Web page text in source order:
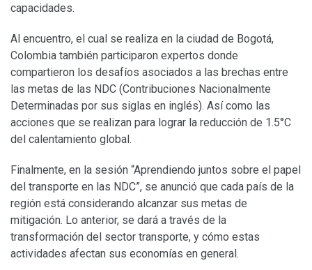
capacidades.
Al encuentro, el cual se realiza en la ciudad de Bogotá,
Colombia también participaron expertos donde
compartieron los desafíos asociados a las brechas entre
las metas de las NDC (Contribuciones Nacionalmente
Determinadas por sus siglas en inglés). Así como las
acciones que se realizan para lograr la reducción de 1.5°C
del calentamiento global.
Finalmente, en la sesión “Aprendiendo juntos sobre el papel
del transporte en las NDC”, se anunció que cada país de la
región está considerando alcanzar sus metas de
mitigación. Lo anterior, se dará a través de la
transformación del sector transporte, y cómo estas
actividades afectan sus economías en general.